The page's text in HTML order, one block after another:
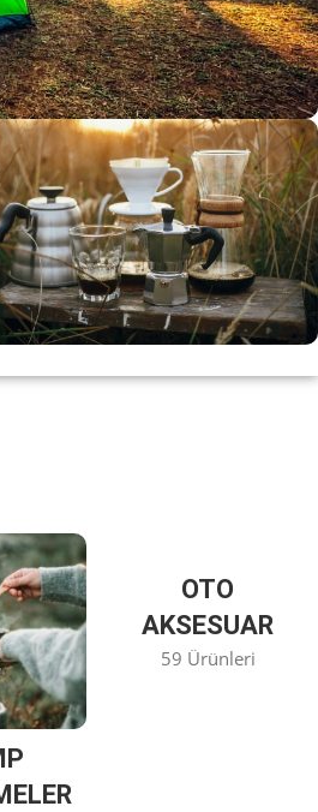
OTO
AKSESUAR
59 Ürünleri